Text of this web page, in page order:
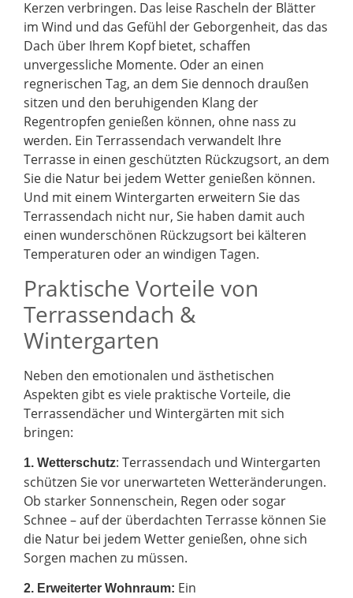
Kerzen verbringen. Das leise Rascheln der Blätter
im Wind und das Gefühl der Geborgenheit, das das
Dach über Ihrem Kopf bietet, schaffen
unvergessliche Momente. Oder an einen
regnerischen Tag, an dem Sie dennoch draußen
sitzen und den beruhigenden Klang der
Regentropfen genießen können, ohne nass zu
werden. Ein Terrassendach verwandelt Ihre
Terrasse in einen geschützten Rückzugsort, an dem
Sie die Natur bei jedem Wetter genießen können.
Und mit einem Wintergarten erweitern Sie das
Terrassendach nicht nur, Sie haben damit auch
einen wunderschönen Rückzugsort bei kälteren
Temperaturen oder an windigen Tagen.
Praktische Vorteile von
Terrassendach &
Wintergarten
Neben den emotionalen und ästhetischen
Aspekten gibt es viele praktische Vorteile, die
Terrassendächer und Wintergärten mit sich
bringen:
1. Wetterschutz: Terrassendach und Wintergarten
schützen Sie vor unerwarteten Wetteränderungen.
Ob starker Sonnenschein, Regen oder sogar
Schnee – auf der überdachten Terrasse können Sie
die Natur bei jedem Wetter genießen, ohne sich
Sorgen machen zu müssen.
2. Erweiterter Wohnraum: Ein